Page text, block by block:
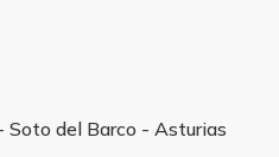
del Barco - Asturias